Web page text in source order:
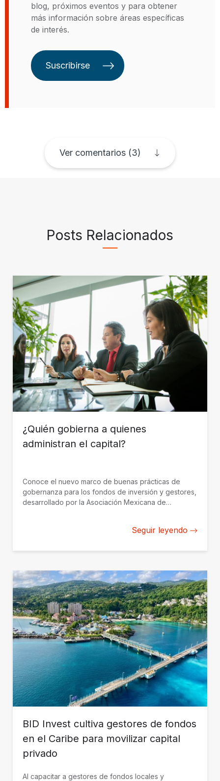
blog, próximos eventos y para obtener
más información sobre áreas específicas
de interés.
Suscribirse
Ver comentarios (3)
Posts Relacionados
¿Quién gobierna a quienes
administran el capital?
Conoce el nuevo marco de buenas prácticas de
gobernanza para los fondos de inversión y gestores,
desarrollado por la Asociación Mexicana de
Seguir leyendo
BID Invest cultiva gestores de fondos
en el Caribe para movilizar capital
privado
Al capacitar a gestores de fondos locales y